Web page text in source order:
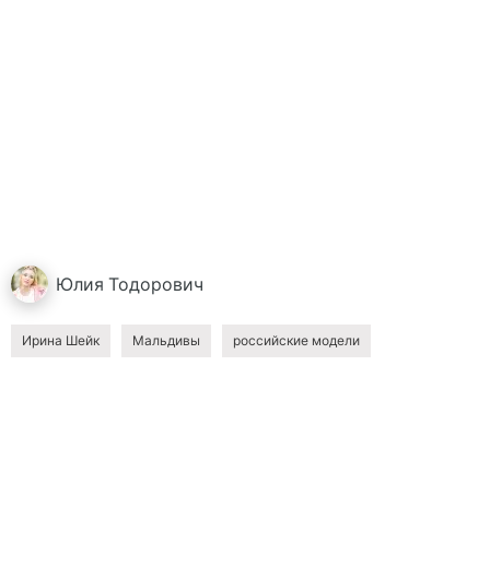
Юлия Тодорович
Ирина Шейк Мальдивы российские модели